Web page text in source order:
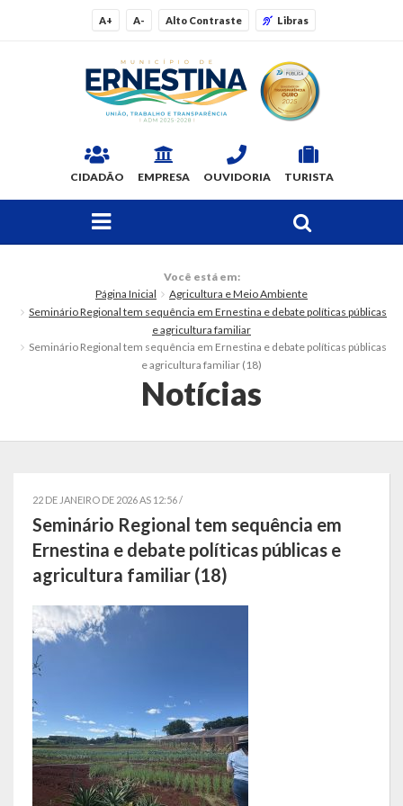
A+ A- Alto Contraste Libras
CIDADÃO EMPRESA OUVIDORIA TURISTA
Dados Gerais
Ex-prefeitos
Telefones Úteis
Secretarias
Estrutura organizacional
Administração
Assistência Social
Educação, Cultura, Desporto e Turismo
Sala Multidisciplinar Saber Mais
Escola Municipal de Educação Infantil Dr. Orlando Rojas
Você está em:
Página Inicial
Agricultura e Meio Ambiente
Seminário Regional tem sequência em Ernestina e debate políticas públicas
e agricultura familiar
Seminário Regional tem sequência em Ernestina e debate políticas públicas
e agricultura familiar (18)
Notícias
22 DE JANEIRO DE 2026 AS 12:56 /
Seminário Regional tem sequência em
Ernestina e debate políticas públicas e
agricultura familiar (18)